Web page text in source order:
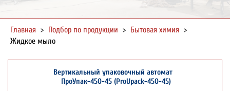
Главная > Подбор по продукции > Бытовая химия >
Жидкое мыло
Вертикальный упаковочный автомат
ПроУпак-450-45 (ProUpack-450-45)